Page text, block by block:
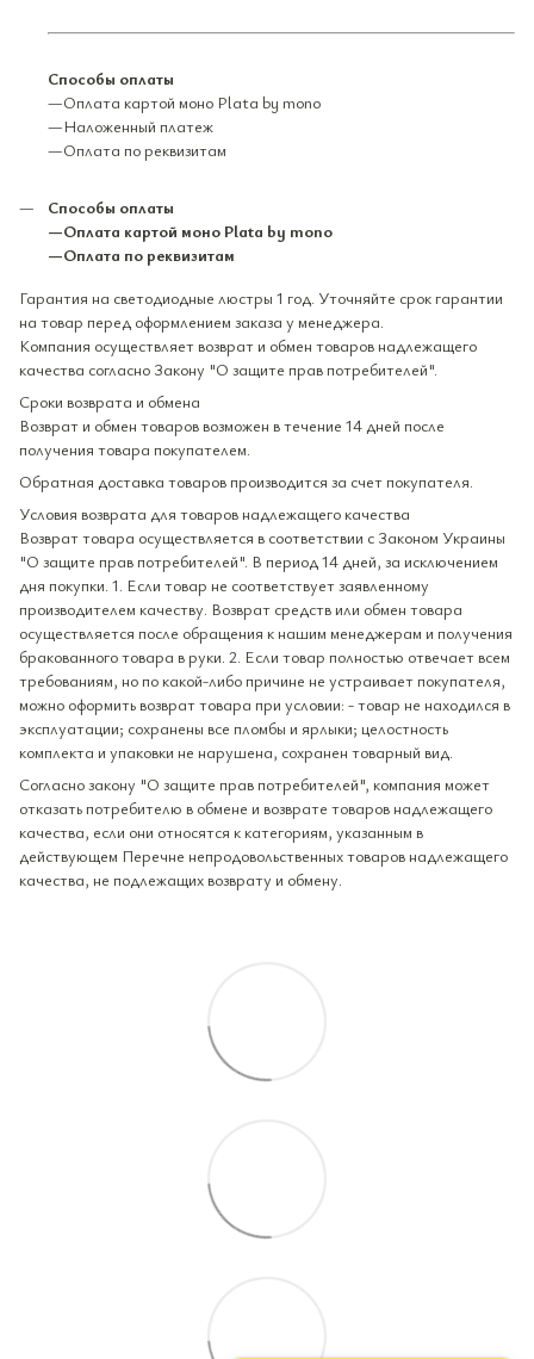
Способы оплаты
—Оплата картой моно Plata by mono
—Наложенный платеж
—Оплата по реквизитам
Способы оплаты
—Оплата картой моно Plata by mono
—Оплата по реквизитам
Гарантия на светодиодные люстры 1 год. Уточняйте срок гарантии
на товар перед оформлением заказа у менеджера.
Компания осуществляет возврат и обмен товаров надлежащего
качества согласно Закону "О защите прав потребителей".
Сроки возврата и обмена
Возврат и обмен товаров возможен в течение 14 дней после
получения товара покупателем.
Обратная доставка товаров производится за счет покупателя.
Условия возврата для товаров надлежащего качества
Возврат товара осуществляется в соответствии с Законом Украины
"О защите прав потребителей". В период 14 дней, за исключением
дня покупки. 1. Если товар не соответствует заявленному
производителем качеству. Возврат средств или обмен товара
осуществляется после обращения к нашим менеджерам и получения
бракованного товара в руки. 2. Если товар полностью отвечает всем
требованиям, но по какой-либо причине не устраивает покупателя,
можно оформить возврат товара при условии: - товар не находился в
эксплуатации; сохранены все пломбы и ярлыки; целостность
комплекта и упаковки не нарушена, сохранен товарный вид.
Согласно закону "О защите прав потребителей", компания может
отказать потребителю в обмене и возврате товаров надлежащего
качества, если они относятся к категориям, указанным в
действующем Перечне непродовольственных товаров надлежащего
качества, не подлежащих возврату и обмену.